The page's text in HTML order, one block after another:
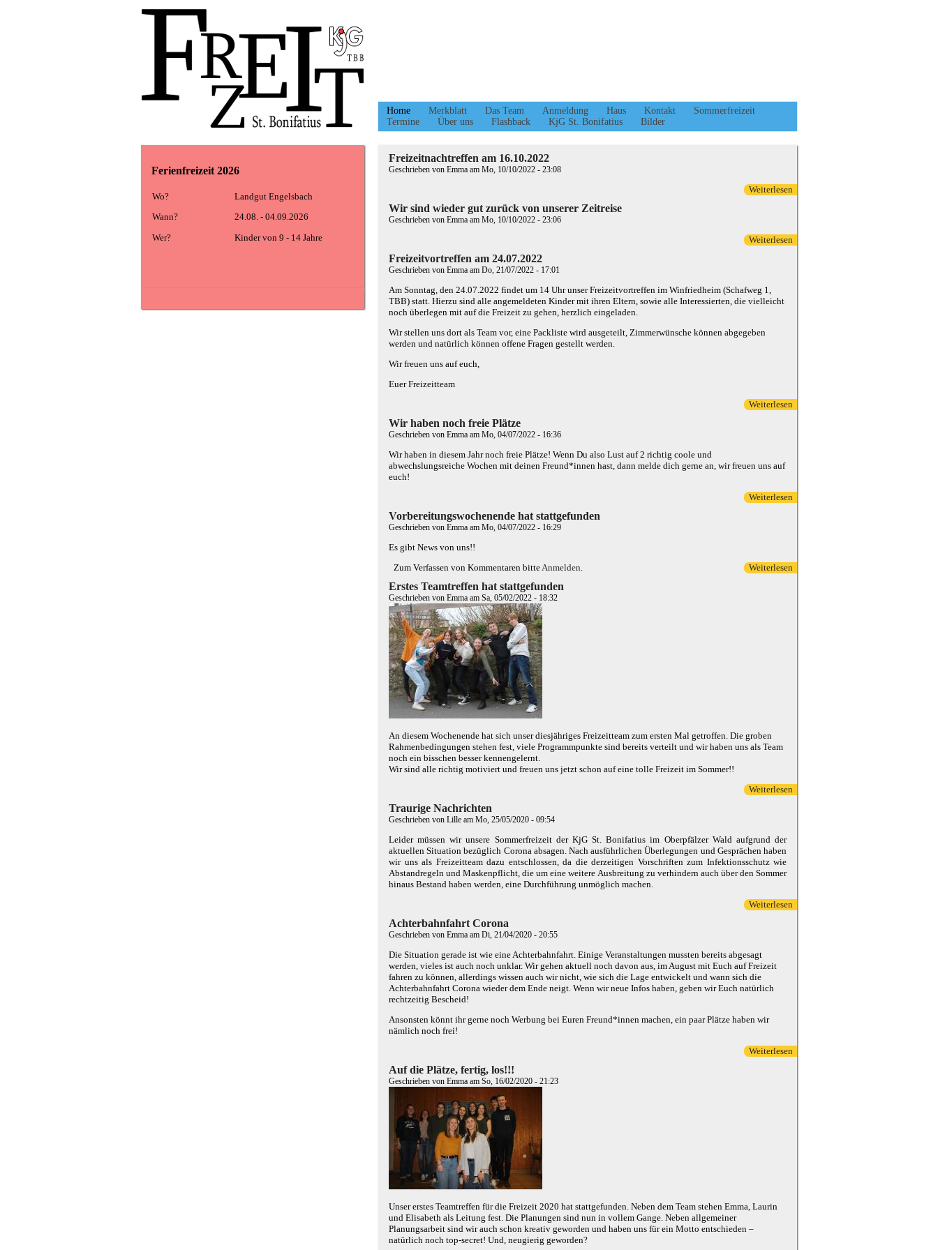
Home Merkblatt Das Team Anmeldung Haus Kontakt
Sommerfreizeit
Termine
Über uns Flashback KjG St. Bonifatius Bilder
Freizeitnachtreffen am 16.10.2022
Geschrieben von Emma am Mo, 10/10/2022 - 23:08
Weiterlesenüber Freizeitnachtreffen am
Wir sind wieder gut zurück von unserer Zeitreise
Geschrieben von Emma am Mo, 10/10/2022 - 23:06
Weiterlesenüber Wir sind wieder gut zurück von
Freizeitvortreffen am 24.07.2022
Geschrieben von Emma am Do, 21/07/2022 - 17:01
Am Sonntag, den 24.07.2022 findet um 14 Uhr unser Freizeitvortreffen im Winfriedheim (Schafweg 1,
TBB) statt. Hierzu sind alle angemeldeten Kinder mit ihren Eltern, sowie alle Interessierten, die vielleicht
noch überlegen mit auf die Freizeit zu gehen, herzlich eingeladen.
Wir stellen uns dort als Team vor, eine Packliste wird ausgeteilt, Zimmerwünsche können abgegeben
werden und natürlich können offene Fragen gestellt werden.
Wir freuen uns auf euch,
Euer Freizeitteam
Weiterlesenüber Freizeitvortreffen am 24.07.2022
Wir haben noch freie Plätze
Geschrieben von Emma am Mo, 04/07/2022 - 16:36
Wir haben in diesem Jahr noch freie Plätze! Wenn Du also Lust auf 2 richtig coole und
abwechslungsreiche Wochen mit deinen Freund*innen hast, dann melde dich gerne an, wir freuen uns auf
euch!
Weiterlesenüber Wir haben noch freie Plätze
Vorbereitungswochenende hat stattgefunden
Geschrieben von Emma am Mo, 04/07/2022 - 16:29
Es gibt News von uns!!
Weiterlesenüber Vorbereitungswochenende hat
Zum Verfassen von Kommentaren bitteAnmelden.
Erstes Teamtreffen hat stattgefunden
Geschrieben von Emma am Sa, 05/02/2022 - 18:32
An diesem Wochenende hat sich unser diesjähriges Freizeitteam zum ersten Mal getroffen. Die groben
Rahmenbedingungen stehen fest, viele Programmpunkte sind bereits verteilt und wir haben uns als Team
noch ein bisschen besser kennengelernt.
Wir sind alle richtig motiviert und freuen uns jetzt schon auf eine tolle Freizeit im Sommer!!
Weiterlesenüber Erstes Teamtreffen hat
Traurige Nachrichten
Geschrieben von Lille am Mo, 25/05/2020 - 09:54
Leider müssen wir unsere Sommerfreizeit der KjG St. Bonifatius im Oberpfälzer Wald aufgrund der
aktuellen Situation bezüglich Corona absagen. Nach ausführlichen Überlegungen und Gesprächen haben
wir uns als Freizeitteam dazu entschlossen, da die derzeitigen Vorschriften zum Infektionsschutz wie
Abstandregeln und Maskenpflicht, die um eine weitere Ausbreitung zu verhindern auch über den Sommer
hinaus Bestand haben werden, eine Durchführung unmöglich machen.
Weiterlesenüber Traurige Nachrichten
Achterbahnfahrt Corona
Geschrieben von Emma am Di, 21/04/2020 - 20:55
Die Situation gerade ist wie eine Achterbahnfahrt. Einige Veranstaltungen mussten bereits abgesagt
werden, vieles ist auch noch unklar. Wir gehen aktuell noch davon aus, im August mit Euch auf Freizeit
fahren zu können, allerdings wissen auch wir nicht, wie sich die Lage entwickelt und wann sich die
Achterbahnfahrt Corona wieder dem Ende neigt. Wenn wir neue Infos haben, geben wir Euch natürlich
rechtzeitig Bescheid!
Ansonsten könnt ihr gerne noch Werbung bei Euren Freund*innen machen, ein paar Plätze haben wir
nämlich noch frei!
Weiterlesenüber Achterbahnfahrt Corona
Auf die Plätze, fertig, los!!!
Geschrieben von Emma am So, 16/02/2020 - 21:23
Unser erstes Teamtreffen für die Freizeit 2020 hat stattgefunden. Neben dem Team stehen Emma, Laurin
und Elisabeth als Leitung fest. Die Planungen sind nun in vollem Gange. Neben allgemeiner
Planungsarbeit sind wir auch schon kreativ geworden und haben uns für ein Motto entschieden –
natürlich noch top-secret! Und, neugierig geworden?
Ferienfreizeit 2026
Wo?
Landgut Engelsbach
Wann?
24.08. - 04.09.2026
Wer?
Kinder von 9 - 14 Jahre